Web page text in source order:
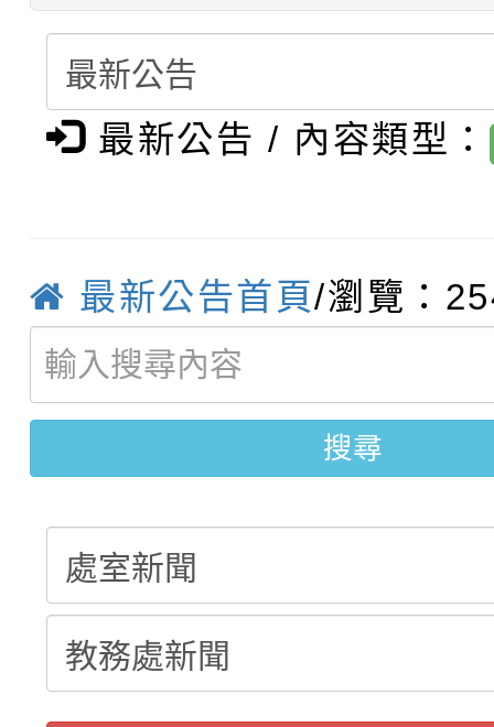
結果(第4招)
學年度第1學期第7次代
結果(第12招)
轉知：桃園市115學年
賽及師生本土語及新住
賽實施要點
轉知：「桃園市115學
比賽實施要點」
轉知：「115年金融知
城市手牽手，綠能透明
畫影片一案
轉知：「115學年度全
劇比賽實施要點」及修
表
轉知：桃園市115年度
敬師藝文競賽』實施計
【甄選結果(第11招)】
學年度第1學期第7次
結果(第11招)
【甄選結果(第3招)】
學年度第1學期第9次代
結果(第3招)
最新公告 / 內容類型：
最新公告首頁/瀏覽：
搜尋